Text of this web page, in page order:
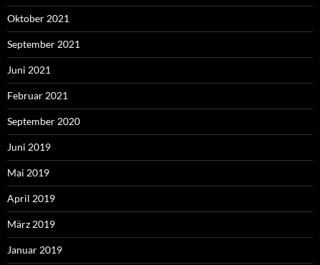
Oktober 2021
September 2021
Juni 2021
Februar 2021
September 2020
Juni 2019
Mai 2019
April 2019
März 2019
Januar 2019